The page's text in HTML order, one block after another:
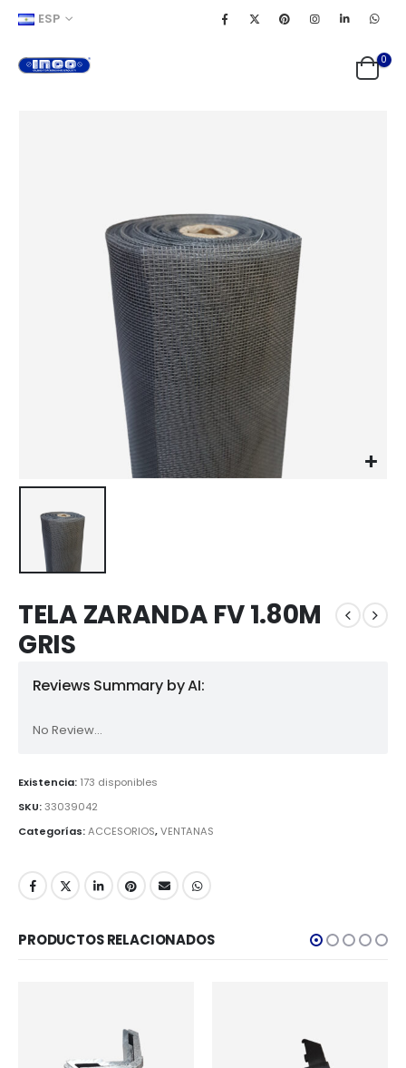
ESP
0
TELA ZARANDA FV 1.80M
GRIS
Reviews Summary by AI:
No Review...
Existencia: 173 disponibles
SKU:33039042
Categorías:ACCESORIOS,VENTANAS
PRODUCTOS RELACIONADOS